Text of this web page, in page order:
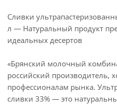
Сливки
л — Натуральный продукт
идеальных десертов
«Брянский молочный
российский производитель,
профессионалам рынка.
сливки 33% — это